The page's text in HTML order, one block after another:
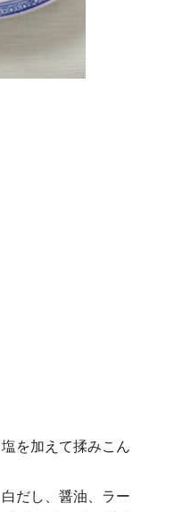
を加えて揉みこん
だし、醤油、ラー